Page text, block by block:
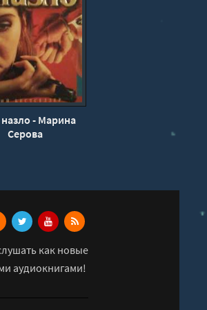
- Марина
Серова
как новые
аудиокнигами!